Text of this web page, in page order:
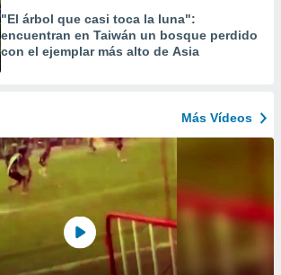
"El árbol que casi toca la luna":
encuentran en Taiwán un bosque perdido
con el ejemplar más alto de Asia
Más Vídeos